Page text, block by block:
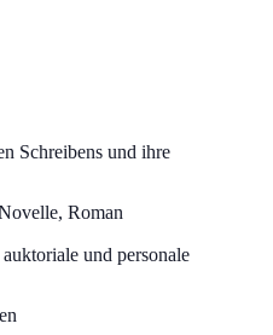
Schreibens und ihre
Roman
und personale